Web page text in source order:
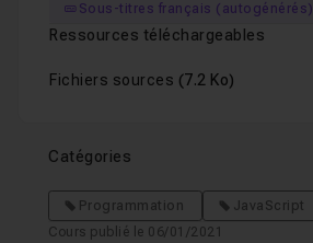
Sous-titres français (autogénérés)
Ressources téléchargeables
Fichiers sources (7.2 Ko)
Catégories
Programmation
JavaScript
Cours publié le 06/01/2021